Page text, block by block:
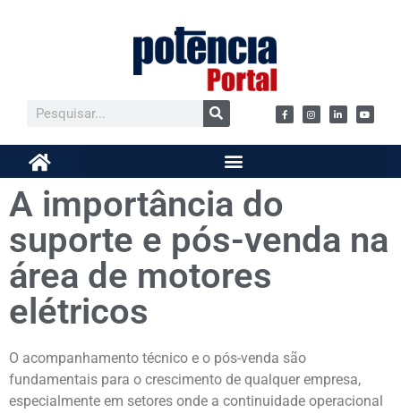
A importância do
suporte e pós-venda na
área de motores
elétricos
O acompanhamento técnico e o pós-venda são
fundamentais para o crescimento de qualquer empresa,
especialmente em setores onde a continuidade operacional